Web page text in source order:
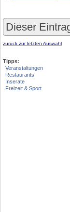
Dieser
zurück zur letzten Auswahl
Tipps:
Veranstaltungen
Restaurants
Inserate
Freizeit & Sport